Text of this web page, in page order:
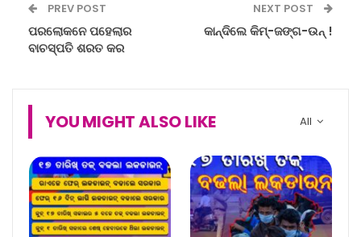
PREV POST
ପରଲୋକନେ ପହେଲାର
ବାଚସ୍ପତି ଶରତ କର
NEXT POST
କାନ୍ଦିଲେ କିମ୍‌-ଜଙ୍ଗ-ଉନ୍‌ !
All
YOU MIGHT ALSO LIKE